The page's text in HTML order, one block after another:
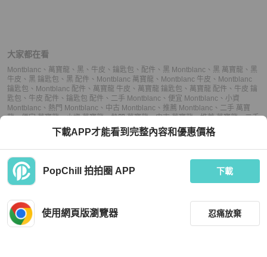
大家都在看
Montblanc 、 萬寶龍 、 黑 、 牛皮 、 鑰匙包 、 配件 、 黑 Montblanc 、 黑 萬寶龍 、 黑
牛皮 、 黑 鑰匙包 、 黑 配件 、 Montblanc 萬寶龍 、 Montblanc 牛皮 、 Montblanc
鑰匙包 、 Montblanc 配件 、 萬寶龍 牛皮 、 萬寶龍 鑰匙包 、 萬寶龍 配件 、 牛皮 鑰
匙包 、 牛皮 配件 、 鑰匙包 配件 、 二手 Montblanc 、 便宜 Montblanc 、 小資
Montblanc 、 熱門 Montblanc 、 中古 Montblanc 、 推薦 Montblanc 、 二手 萬寶
龍、便宜 萬寶龍、小資 萬寶龍、熱門 萬寶龍、中古 萬寶龍、推薦 萬寶龍、二手
便宜 鑰匙包 、小資 鑰匙包、熱門 鑰匙包、中古 鑰匙包 、
便宜 配件、 小資 配件、熱門 配件、中古 配件、推薦 配件
下載APP才能看到完整內容和優惠價格
PopChill 拍拍圈 APP 下載
使用網頁版瀏覽器 忍痛放棄